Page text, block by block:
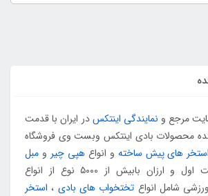
مرجع و نمایندگی اینتکسدر ایران با قدمت
محصولات بادی اینتکس وبست وی فروشگاه
استخر های پیش ساخته و انواعهپی چیر و مبل
با قیمت دست اول و ارزان بابیش از ۵۰۰۰ نوع از انواع
شامل انواع تختخواب های بادی ، استخر